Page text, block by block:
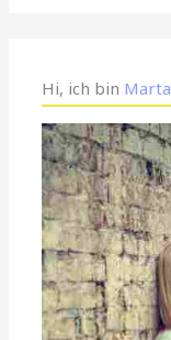
Hi, ich bin Marta